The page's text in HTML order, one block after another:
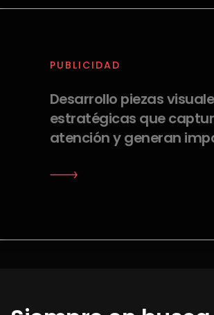
PUBLICIDAD
Desarrollo piezas
estratégicas que
atención y generan